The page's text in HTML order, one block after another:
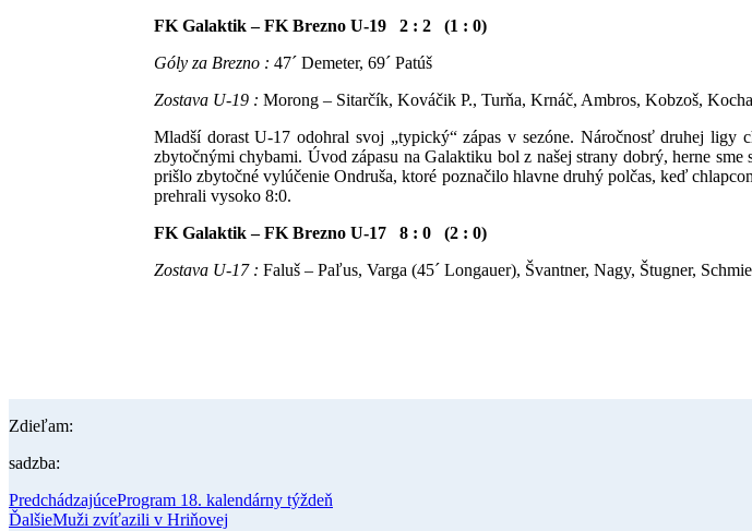
FK Galaktik – FK Brezno U-19 2 : 2 (1 : 0)
Góly za Brezno : 47´ Demeter, 69´ Patúš
Zostava U-19 : Morong – Sitarčík, Kováčik P., Turňa, Krnáč, Ambros, Kobzoš,
Mladší dorast U-17 odohral svoj „typický“ zápas v sezóne. Náročnosť druhej
zbytočnými chybami. Úvod zápasu na Galaktiku bol z našej strany dobrý, herne
prišlo zbytočné vylúčenie Ondruša, ktoré poznačilo hlavne druhý polčas, keď
prehrali vysoko 8:0.
FK Galaktik – FK Brezno U-17 8 : 0 (2 : 0)
Zostava U-17 : Faluš – Paľus, Varga (45´ Longauer), Švantner, Nagy, Štugner,
Zdieľam:
sadzba:
PredchádzajúceProgram 18. kalendárny týždeň
ĎalšieMuži zvíťazili v Hriňovej